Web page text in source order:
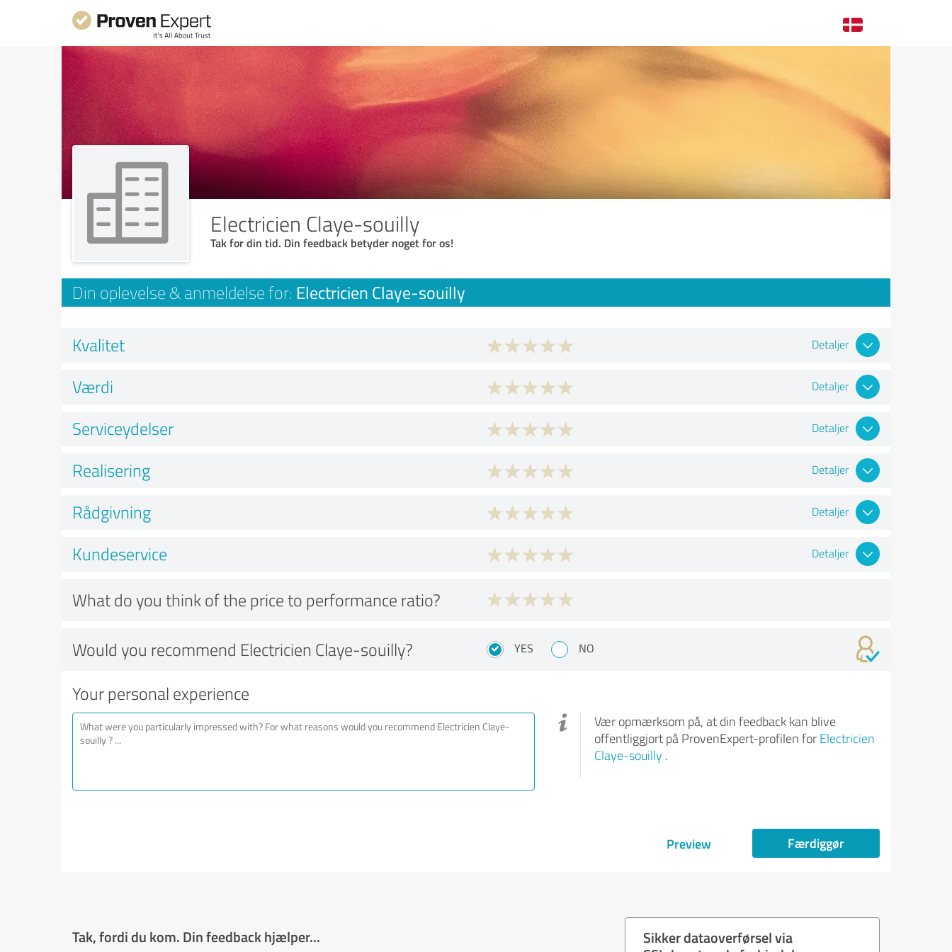
Electricien Claye-souilly
Tak for din tid. Din feedback betyder noget for os!
Din oplevelse & anmeldelse for: Electricien Claye-souilly
Kvalitet Detaljer
Værdi Detaljer
Serviceydelser Detaljer
Realisering Detaljer
Rådgivning Detaljer
Kundeservice Detaljer
What do you think of the price to performance ratio?
Would you recommend Electricien Claye-souilly? YES NO
Your personal experience
Vær opmærksom på, at din feedback kan blive
offentliggjort på ProvenExpert-profilen for Electricien
Claye-souilly .
Preview Færdiggør
Tak, fordi du kom. Din feedback hjælper...
Sikker dataoverførsel via